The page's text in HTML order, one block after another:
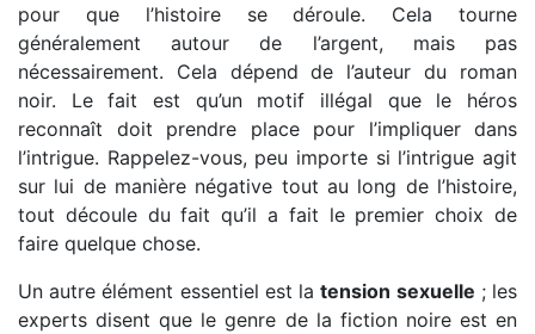
pour que l’histoire se déroule. Cela tourne
généralement autour de l’argent, mais pas
nécessairement. Cela dépend de l’auteur du roman
noir. Le fait est qu’un motif illégal que le héros
reconnaît doit prendre place pour l’impliquer dans
l’intrigue. Rappelez-vous, peu importe si l’intrigue agit
sur lui de manière négative tout au long de l’histoire,
tout découle du fait qu’il a fait le premier choix de
faire quelque chose.
Un autre élément essentiel est latension sexuelle ; les
experts disent que le genre de la fiction noire est en